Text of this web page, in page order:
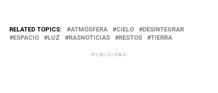
RELATED TOPICS: ATMÓSFERA CIELO
DESINTEGRAR
ESPACIO
LUZ RASNOTICIAS RESTOS TIERRA
-PUBLICIDAD-